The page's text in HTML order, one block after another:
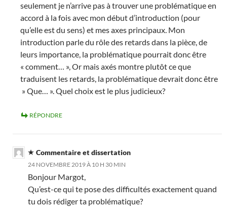
seulement je n’arrive pas à trouver une problématique en
accord à la fois avec mon début d’introduction (pour
qu’elle est du sens) et mes axes principaux. Mon
introduction parle du rôle des retards dans la pièce, de
leurs importance, la problématique pourrait donc être
« comment… », Or mais axés montre plutôt ce que
traduisent les retards, la problématique devrait donc être
» Que… ». Quel choix est le plus judicieux?
RÉPONDRE
Commentaire et dissertation
24 NOVEMBRE 2019 À 10 H 30 MIN
Bonjour Margot,
Qu’est-ce qui te pose des difficultés exactement quand
tu dois rédiger ta problématique?